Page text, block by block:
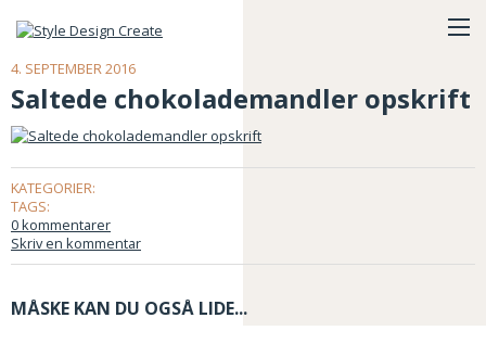
4. SEPTEMBER 2016
Saltede chokolademandler opskrift
KATEGORIER:
TAGS:
0 kommentarer
Skriv en kommentar
MÅSKE KAN DU OGSÅ LIDE...